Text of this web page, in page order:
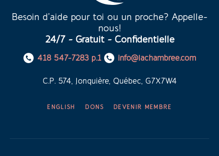
Besoin d’aide pour toi ou un proche? Appelle-
nous!
24/7 - Gratuit - Confidentielle
418 547-7283 p.1 info@lachambree.com
C.P. 574, Jonquière, Québec, G7X7W4
ENGLISH DONS DEVENIR MEMBRE